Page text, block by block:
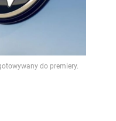
do premiery.